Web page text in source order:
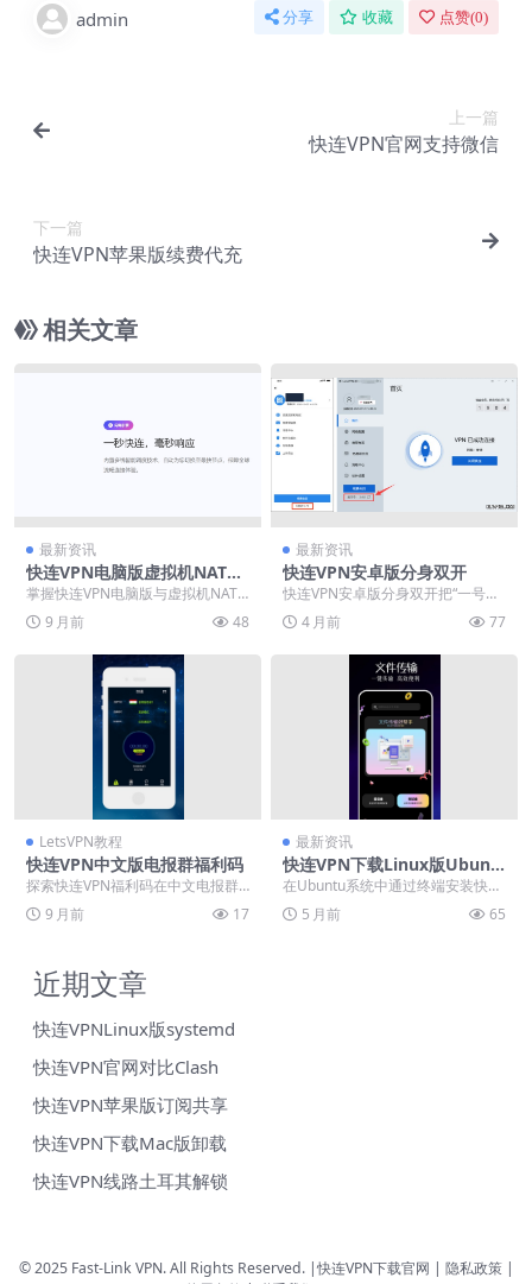
admin 分享 收藏 点赞(0)
上一篇
快连VPN官网支持微信
下一篇
快连VPN苹果版续费代充
相关文章
最新资讯
快连VPN电脑版虚拟机NAT共
享上网
掌握快连VPN电脑版与虚拟机NAT
模式协同配置，构建安全稳定的网
络推广环境。本指...
9 月前 48
最新资讯
快连VPN安卓版分身双开
快连VPN安卓版分身双开把“一号一I
P”搬进手机，免Root双开微信抖
音，自带全...
4 月前 77
LetsVPN教程
快连VPN中文版电报群福利码
探索快连VPN福利码在中文电报群
中的核心价值与推广策略，帮助用
户有效降低使用成本...
9 月前 17
最新资讯
快连VPN下载Linux版Ubunt
u终端安装命令详解
在Ubuntu系统中通过终端安装快连
VPN客户端是一种高效可靠的方
法。本文详细解...
5 月前 65
近期文章
快连VPNLinux版systemd
快连VPN官网对比Clash
快连VPN苹果版订阅共享
快连VPN下载Mac版卸载
快连VPN线路土耳其解锁
© 2025 Fast-Link VPN. All Rights Reserved. |快连VPN下载官网 | 隐私政策 |